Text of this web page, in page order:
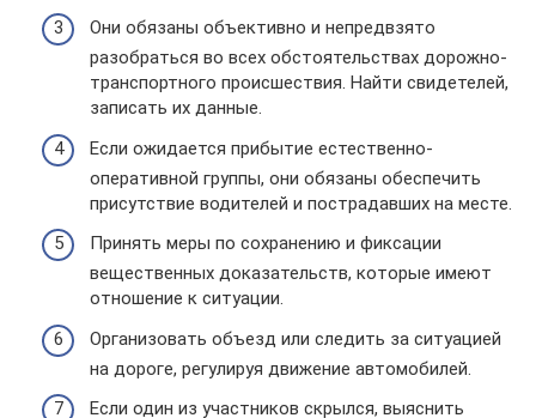
Они обязаны объективно и непредвзято
разобраться во всех обстоятельствах дорожно-
транспортного происшествия. Найти свидетелей,
записать их данные.
Если ожидается прибытие естественно-
оперативной группы, они обязаны обеспечить
присутствие водителей и пострадавших на месте.
Принять меры по сохранению и фиксации
вещественных доказательств, которые имеют
отношение к ситуации.
Организовать объезд или следить за ситуацией
на дороге, регулируя движение автомобилей.
Если один из участников скрылся, выяснить